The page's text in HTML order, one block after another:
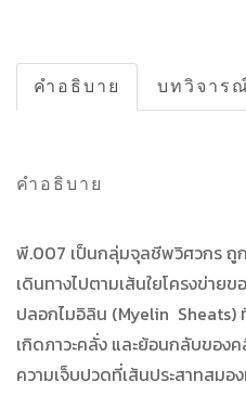
คำอธิบาย บทวิจาร
คำอธิบาย
พี.007 เป็นกลุ่มจุลชีพวิศวกร ถู
เดินทางไปตามเส้นใยโครงข่าย
ปลอกไมอิลิน (Myelin Sheats)
เกิดภาวะคลั่ง และย้อนกลับของ
ความเจ็บปวดที่เส้นประสาทสมอง